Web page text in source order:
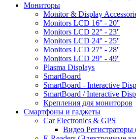
Мониторы
Monitor & Display
Monitors LCD 16'' - 20''
Monitors LCD 22'' - 23''
Monitors LCD 24'' - 25''
Monitors LCD 27'' - 28''
Monitors LCD 29'' - 49''
Plasma Displays
SmartBoard
SmartBoard - Interactive
SmartBoard / Interactive
Крепления для мониторов
Смартфоны и гаджеты
Car Electronics & GPS
Видео Регистраторы